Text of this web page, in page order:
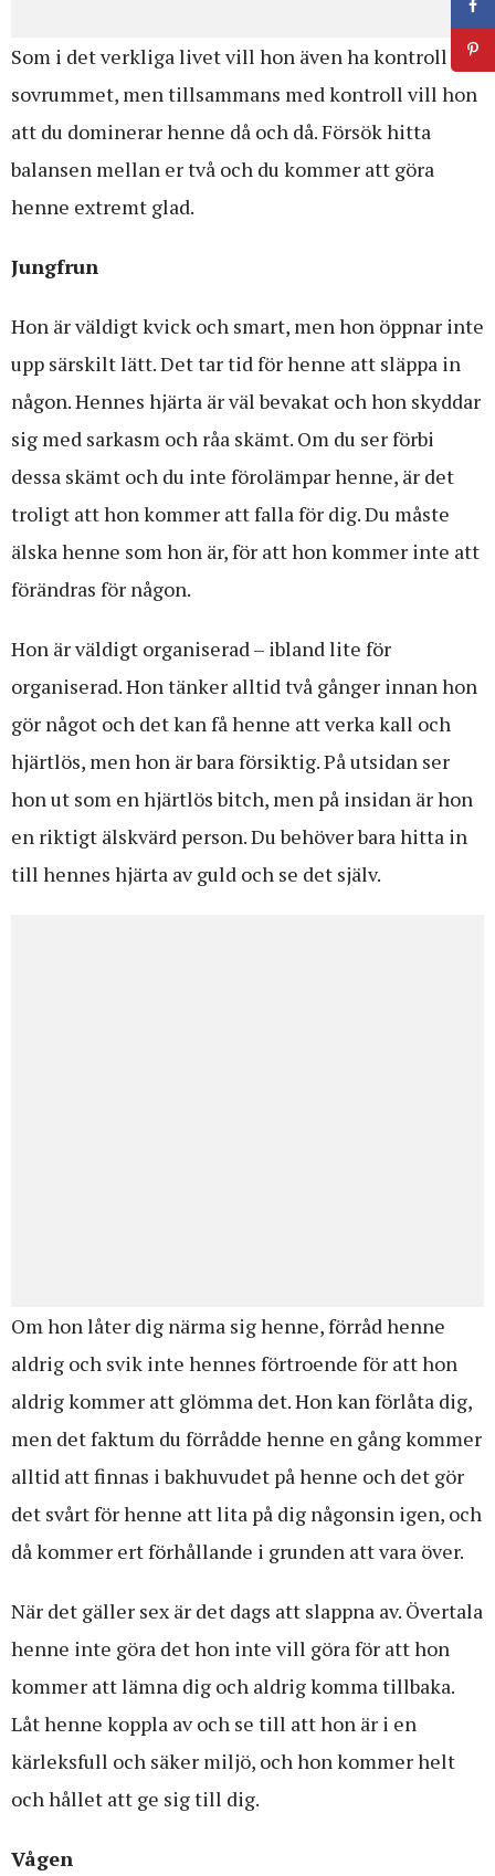
Som i det verkliga livet vill hon även ha kontroll i
sovrummet, men tillsammans med kontroll vill hon
att du dominerar henne då och då. Försök hitta
balansen mellan er två och du kommer att göra
henne extremt glad.
Jungfrun
Hon är väldigt kvick och smart, men hon öppnar inte
upp särskilt lätt. Det tar tid för henne att släppa in
någon. Hennes hjärta är väl bevakat och hon skyddar
sig med sarkasm och råa skämt. Om du ser förbi
dessa skämt och du inte förolämpar henne, är det
troligt att hon kommer att falla för dig. Du måste
älska henne som hon är, för att hon kommer inte att
förändras för någon.
Hon är väldigt organiserad – ibland lite för
organiserad. Hon tänker alltid två gånger innan hon
gör något och det kan få henne att verka kall och
hjärtlös, men hon är bara försiktig. På utsidan ser
hon ut som en hjärtlös bitch, men på insidan är hon
en riktigt älskvärd person. Du behöver bara hitta in
till hennes hjärta av guld och se det själv.
Om hon låter dig närma sig henne, förråd henne
aldrig och svik inte hennes förtroende för att hon
aldrig kommer att glömma det. Hon kan förlåta dig,
men det faktum du förrådde henne en gång kommer
alltid att finnas i bakhuvudet på henne och det gör
det svårt för henne att lita på dig någonsin igen, och
då kommer ert förhållande i grunden att vara över.
När det gäller sex är det dags att slappna av. Övertala
henne inte göra det hon inte vill göra för att hon
kommer att lämna dig och aldrig komma tillbaka.
Låt henne koppla av och se till att hon är i en
kärleksfull och säker miljö, och hon kommer helt
och hållet att ge sig till dig.
Vågen